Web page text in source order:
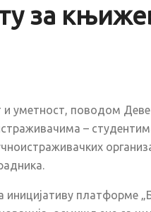
за
и уметност, поводом
–
платформе